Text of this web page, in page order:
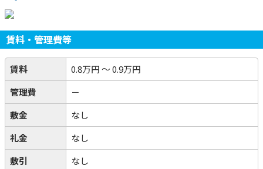
賃料・管理費等
賃料 0.8万円～0.9万円
管理費
－
敷金
なし
礼金
なし
敷引
なし